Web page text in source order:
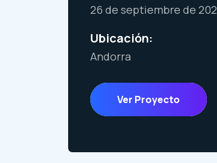
26 de septiembre de
Ubicación:
Andorra
Ver Proyecto